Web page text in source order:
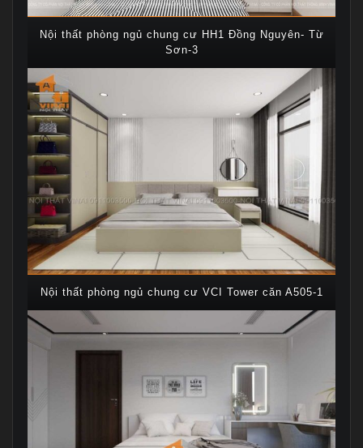
Nội thất phòng ngủ chung cư HH1 Đồng Nguyên- Từ
Sơn-3
Nội thất phòng ngủ chung cư VCI Tower căn A505-1